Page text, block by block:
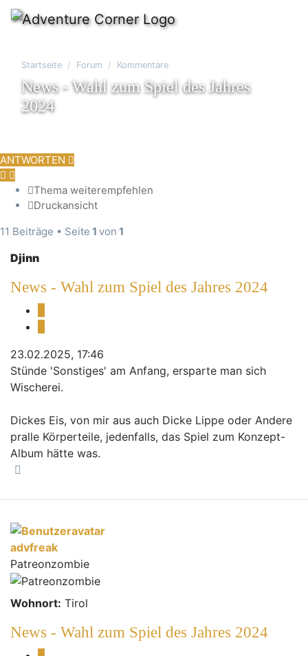
Startseite Forum Kommentare
News - Wahl zum Spiel des Jahres
2024
ANTWORTEN
Thema weiterempfehlen
Druckansicht
11 Beiträge • Seite 1 von 1
Djinn
News - Wahl zum Spiel des Jahres 2024
23.02.2025, 17:46
Stünde 'Sonstiges' am Anfang, ersparte man sich
Wischerei.
Dickes Eis, von mir aus auch Dicke Lippe oder Andere
pralle Körperteile, jedenfalls, das Spiel zum Konzept-
Album hätte was.
advfreak
Patreonzombie
Wohnort: Tirol
News - Wahl zum Spiel des Jahres 2024